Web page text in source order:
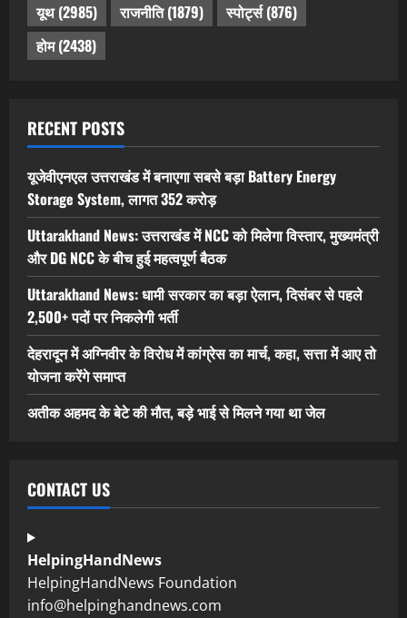
यूथ(2985) राजनीति(1879) स्पोर्ट्स(876)
होम(2438)
RECENT POSTS
यूजेवीएनएल उत्तराखंड में बनाएगा सबसे बड़ा Battery Energy
Storage System, लागत 352 करोड़
Uttarakhand News: उत्तराखंड में NCC को मिलेगा विस्तार, मुख्यमंत्री
और DG NCC के बीच हुई महत्वपूर्ण बैठक
Uttarakhand News: धामी सरकार का बड़ा ऐलान, दिसंबर से पहले
2,500+ पदों पर निकलेगी भर्ती
देहरादून में अग्निवीर के विरोध में कांग्रेस का मार्च, कहा, सत्ता में आए तो
योजना करेंगे समाप्त
अतीक अहमद के बेटे की मौत, बड़े भाई से मिलने गया था जेल
CONTACT US
HelpingHandNews
HelpingHandNews Foundation
info@helpinghandnews.com